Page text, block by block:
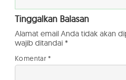
Tinggalkan Balasan
Alamat email Anda tidak akan
wajib ditandai *
Komentar *